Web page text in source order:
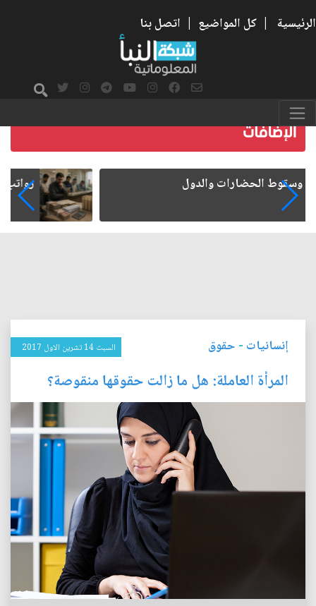
الرئيسية | كل المواضيع | اتصل بنا
رواتب الموظفين على صفيح ساخن
إنسانيات - حقوق السبت 14 تشرين الاول 2017
المرأة العاملة: هل ما زالت حقوقها منقوصة؟